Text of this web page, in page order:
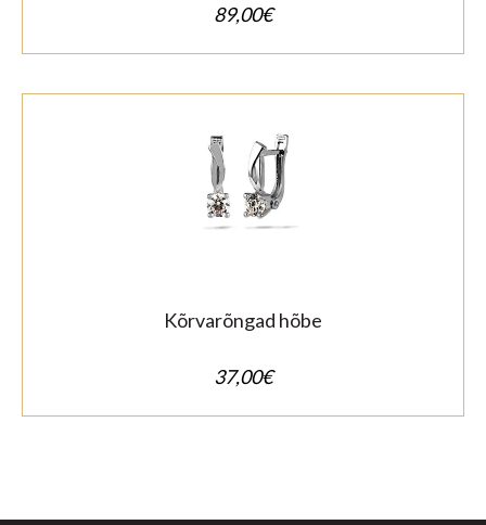
89,00€
Kõrvarõngad hõbe
37,00€